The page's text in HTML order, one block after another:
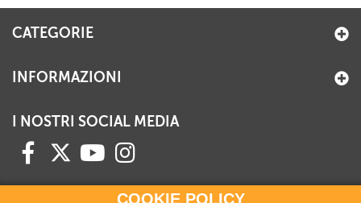
COOKIE POLICY
CATEGORIE
INFORMAZIONI
I NOSTRI SOCIAL MEDIA